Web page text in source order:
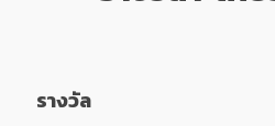
รางวัล